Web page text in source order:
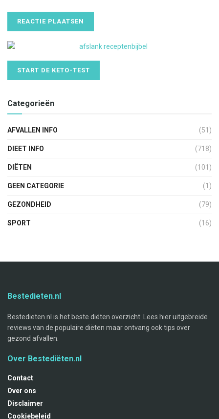
START DE KETO-TEST
Categorieën
AFVALLEN INFO (51)
DIEET INFO (718)
DIËTEN (101)
GEEN CATEGORIE (1)
GEZONDHEID (79)
SPORT (16)
Bestedieten.nl
Bestedieten.nl is het beste diëten overzicht. Lees hier uitgebreide
reviews van de populaire diëten maar ontvang ook tips over
gezond afvallen.
Over Bestediëten.nl
Contact
Over ons
Disclaimer
Cookiebeleid